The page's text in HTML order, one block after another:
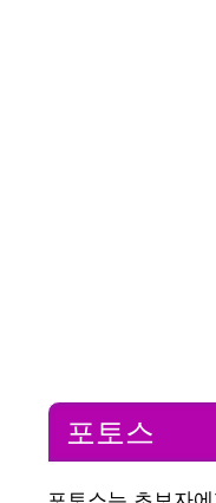
포토스